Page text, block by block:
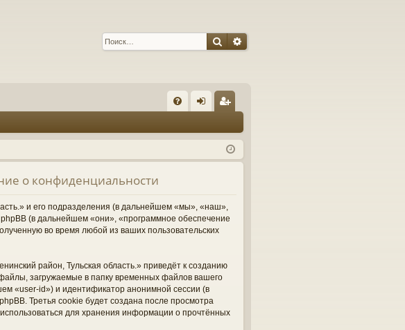
ПоискРасширенный поиск
Q д ис
тр
ия
о конфиденциальности
и его подразделения (в дальнейшем «мы», «наш»,
(в дальнейшем «они», «программное обеспечение
во время любой из ваших пользовательских
район, Тульская область.» приведёт к созданию
загружаемые в папку временных файлов вашего
«user-id») и идентификатор анонимной сессии (в
Третья cookie будет создана после просмотра
для хранения информации о прочтённых